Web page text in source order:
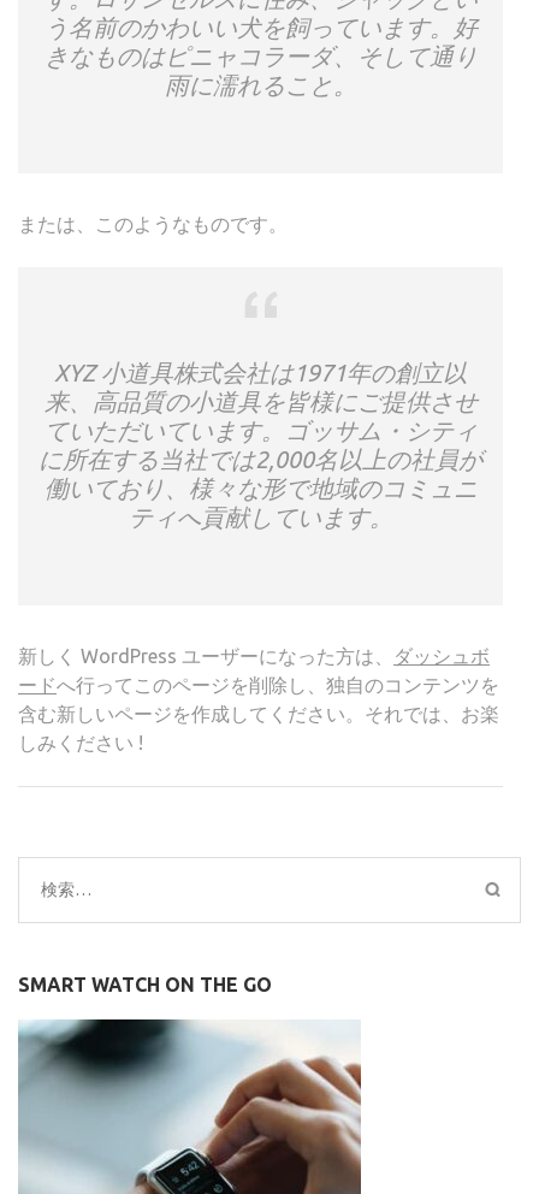
う名前のかわいい犬を飼っています。好
きなものはピニャコラーダ、そして通り
雨に濡れること。
または、このようなものです。
XYZ 小道具株式会社は1971年の創立以
来、高品質の小道具を皆様にご提供させ
ていただいています。ゴッサム・シティ
に所在する当社では2,000名以上の社員が
働いており、様々な形で地域のコミュニ
ティへ貢献しています。
新しく WordPress ユーザーになった方は、
ダッシュボ
ードへ行ってこのページを削除し、独自のコンテンツを
含む新しいページを作成してください。それでは、お楽
しみください !
検
索:
SMART WATCH ON THE GO